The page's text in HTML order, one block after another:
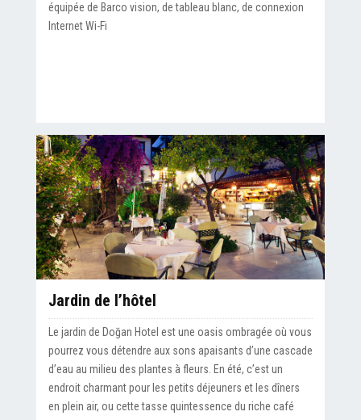
équipée de Barco vision, de tableau blanc, de connexion
Internet Wi-Fi
Jardin de l’hôtel
Le jardin de Doğan Hotel est une oasis ombragée où vous
pourrez vous détendre aux sons apaisants d’une cascade
d’eau au milieu des plantes à fleurs. En été, c’est un
endroit charmant pour les petits déjeuners et les dîners
en plein air, ou cette tasse quintessence du riche café